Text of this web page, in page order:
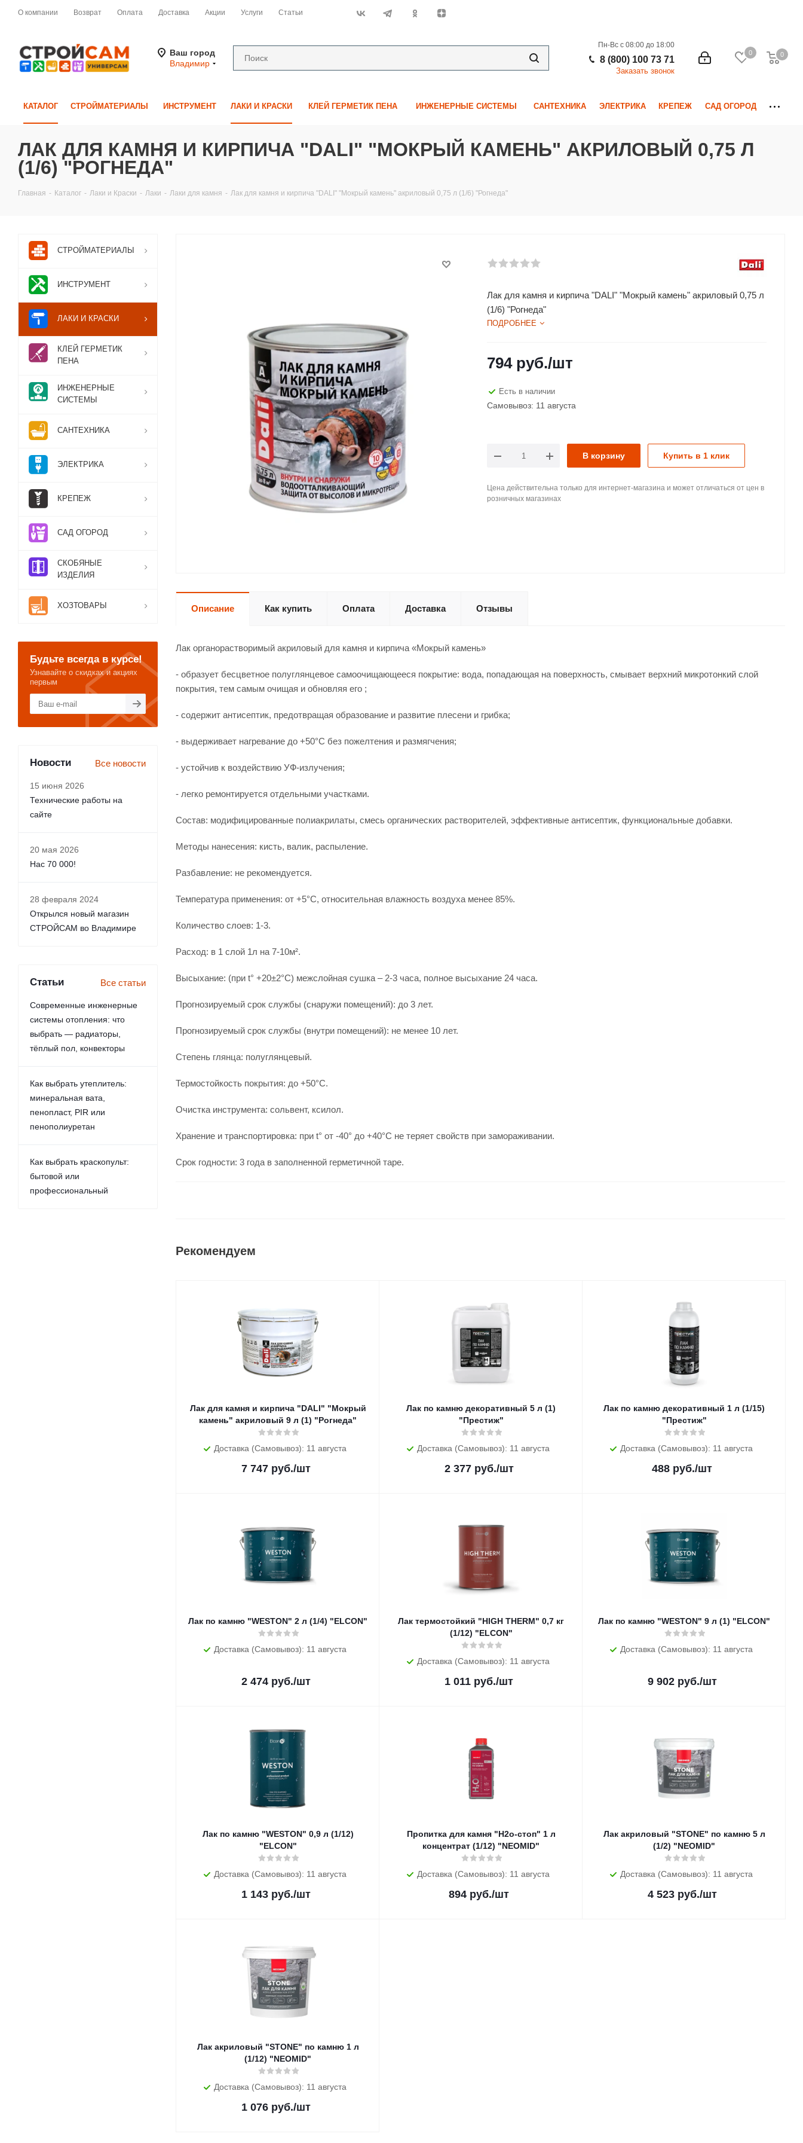
О компании Возврат Оплата Доставка Акции Услуги Статьи
Ваш город
Владимир
0 0
0
Пн-Вс с 08:00 до 18:00
8 (800) 100 73 71
Заказать звонок
КАТАЛОГ СТРОЙМАТЕРИАЛЫ ИНСТРУМЕНТ ЛАКИ И КРАСКИ КЛЕЙ ГЕРМЕТИК ПЕНА ИНЖЕНЕРНЫЕ СИСТЕМЫ САНТЕХНИКА ЭЛЕКТРИКА КРЕПЕЖ САД ОГОРОД
ЛАК ДЛЯ КАМНЯ И КИРПИЧА "DALI" "МОКРЫЙ КАМЕНЬ" АКРИЛОВЫЙ 0,75 Л
(1/6) "РОГНЕДА"
Главная - Каталог - Лаки и Краски - Лаки - Лаки для камня - Лак для камня и кирпича "DALI" "Мокрый камень" акриловый 0,75 л (1/6) "Рогнеда"
Лак для камня и кирпича "DALI" "Мокрый камень" акриловый 0,75 л
(1/6) "Рогнеда"
ПОДРОБНЕЕ
794руб./шт
Есть в наличии
Самовывоз: 11 августа
В корзину Купить в 1 клик
Цена действительна только для интернет-магазина и может отличаться от цен в
розничных магазинах
Описание Как купить Оплата Доставка Отзывы
Лак органорастворимый акриловый для камня и кирпича «Мокрый камень»
- образует бесцветное полуглянцевое самоочищающееся покрытие: вода, попадающая на поверхность, смывает верхний микротонкий слой
покрытия, тем самым очищая и обновляя его ;
- содержит антисептик, предотвращая образование и развитие плесени и грибка;
- выдерживает нагревание до +50°С без пожелтения и размягчения;
- устойчив к воздействию УФ-излучения;
- легко ремонтируется отдельными участками.
Состав: модифицированные полиакрилаты, смесь органических растворителей, эффективные антисептик, функциональные добавки.
Методы нанесения: кисть, валик, распыление.
Разбавление: не рекомендуется.
Температура применения: от +5°С, относительная влажность воздуха менее 85%.
Количество слоев: 1-3.
Расход: в 1 слой 1л на 7-10м².
Высыхание: (при t° +20±2°C) межслойная сушка – 2-3 часа, полное высыхание 24 часа.
Прогнозируемый срок службы (снаружи помещений): до 3 лет.
Прогнозируемый срок службы (внутри помещений): не менее 10 лет.
Степень глянца: полуглянцевый.
Термостойкость покрытия: до +50°С.
Очистка инструмента: сольвент, ксилол.
Хранение и транспортировка: при t° от -40° до +40°С не теряет свойств при замораживании.
Срок годности: 3 года в заполненной герметичной таре.
Рекомендуем
Лак для камня и кирпича "DALI" "Мокрый
камень" акриловый 9 л (1) "Рогнеда"
Доставка (Самовывоз): 11 августа
7 747руб./шт
Лак по камню декоративный 5 л (1)
"Престиж"
Доставка (Самовывоз): 11 августа
2 377руб./шт
Лак по камню декоративный 1 л (1/15)
"Престиж"
Доставка (Самовывоз): 11 августа
488 руб./шт
Лак по камню "WESTON" 2 л (1/4) "ELCON"
Доставка (Самовывоз): 11 августа
2 474руб./шт
Лак термостойкий "HIGH THERM" 0,7 кг
(1/12) "ELCON"
Доставка (Самовывоз): 11 августа
1 011 руб./шт
Лак по камню "WESTON" 9 л (1) "ELCON"
Доставка (Самовывоз): 11 августа
9 902руб./шт
Лак по камню "WESTON" 0,9 л (1/12)
"ELCON"
Доставка (Самовывоз): 11 августа
1 143руб./шт
Пропитка для камня "Н2о-стоп" 1 л
концентрат (1/12) "NEOMID"
Доставка (Самовывоз): 11 августа
894 руб./шт
Лак акриловый "STONE" по камню 5 л
(1/2) "NEOMID"
Доставка (Самовывоз): 11 августа
4 523руб./шт
Лак акриловый "STONE" по камню 1 л
(1/12) "NEOMID"
Доставка (Самовывоз): 11 августа
1 076руб./шт
СТРОЙМАТЕРИАЛЫ
ИНСТРУМЕНТ
ЛАКИ И КРАСКИ
КЛЕЙ ГЕРМЕТИК
ПЕНА
ИНЖЕНЕРНЫЕ
СИСТЕМЫ
САНТЕХНИКА
ЭЛЕКТРИКА
КРЕПЕЖ
САД ОГОРОД
СКОБЯНЫЕ
ИЗДЕЛИЯ
ХОЗТОВАРЫ
Будьте всегда в курсе!
Узнавайте о скидках и акциях
первым
Новости Все новости
15 июня 2026
Технические работы на
сайте
20 мая 2026
Нас 70 000!
28 февраля 2024
Открылся новый магазин
СТРОЙСАМ во Владимире
Статьи Все статьи
Современные инженерные
системы отопления: что
выбрать — радиаторы,
тёплый пол, конвекторы
Как выбрать утеплитель:
минеральная вата,
пенопласт, PIR или
пенополиуретан
Как выбрать краскопульт:
бытовой или
профессиональный